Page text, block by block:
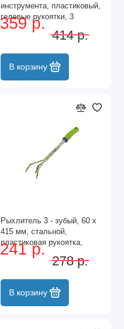
инструмента, пластиковый,
гелевые рукоятки, 3
предмета, Nylon Soft,
359 р.
414 р.
В корзину
Рыхлитель 3 - зубый, 60 х
415 мм, стальной,
пластиковая рукоятка,
Flower Green, Palisad
241 р.
278 р.
В корзину